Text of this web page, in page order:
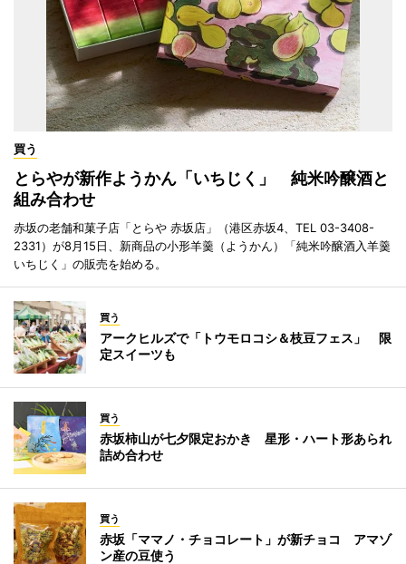
買う
とらやが新作ようかん「いちじく」 純米吟醸酒と
組み合わせ
赤坂の老舗和菓子店「とらや 赤坂店」（港区赤坂4、TEL 03-3408-
2331）が8月15日、新商品の小形羊羹（ようかん）「純米吟醸酒入羊羹
いちじく」の販売を始める。
買う
アークヒルズで「トウモロコシ＆枝豆フェス」 限
定スイーツも
買う
赤坂柿山が七夕限定おかき 星形・ハート形あられ
詰め合わせ
買う
赤坂「ママノ・チョコレート」が新チョコ アマゾ
ン産の豆使う